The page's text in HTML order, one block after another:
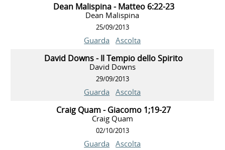
Dean Malispina - Matteo 6:22-23
Dean Malispina
25/09/2013
Guarda Ascolta
David Downs - Il Tempio dello Spirito
David Downs
29/09/2013
Guarda Ascolta
Craig Quam - Giacomo 1;19-27
Craig Quam
02/10/2013
Guarda Ascolta